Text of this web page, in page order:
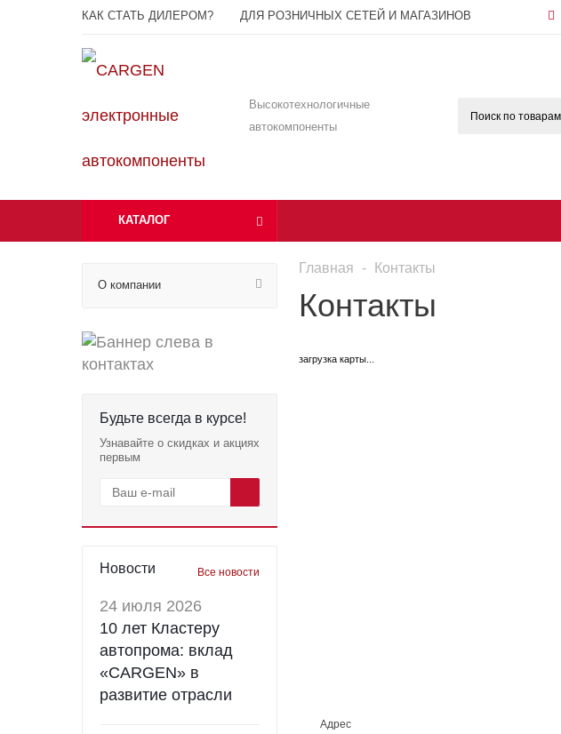
КАК СТАТЬ ДИЛЕРОМ? ДЛЯ РОЗНИЧНЫХ СЕТЕЙ И МАГАЗИНОВ
Высокотехнологичные
автокомпоненты
КАТАЛОГ
О компании
Будьте всегда в курсе!
Узнавайте о скидках и акциях
первым
Новости Все новости
24 июля 2026
10 лет Кластеру
автопрома: вклад
«CARGEN» в
развитие отрасли
Главная - Контакты
Контакты
загрузка карты...
Адрес